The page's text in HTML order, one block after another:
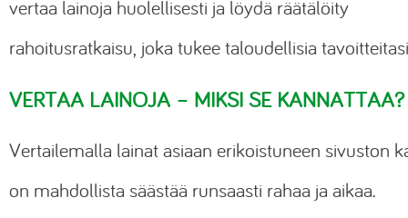
vertaa lainoja huolellisesti ja löydä räätälöity
rahoitusratkaisu, joka tukee taloudellisia
VERTAA LAINOJA – MIKSI SE KANNATTAA?
Vertailemalla lainat asiaan erikoistuneen sivuston
on mahdollista säästää runsaasti rahaa ja aikaa.